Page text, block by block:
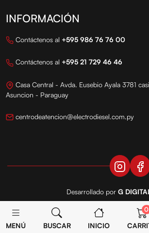
MENÚ BUSCAR INICIO
0
INFORMACIÓN
Contáctenos al +595 986 76 76 00
Contáctenos al +595 21 729 46 46
Casa Central - Avda. Eusebio Ayala 3781
Asuncion - Paraguay
centrodeatencion@electrodiesel.com.py
Desarrollado por G
Todos los derechos